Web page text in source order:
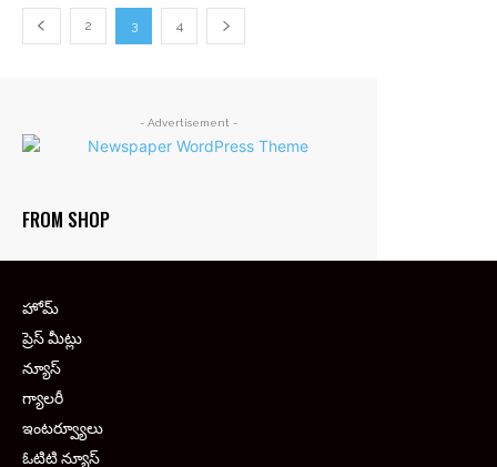
2 3 4
- Advertisement -
FROM SHOP
హోమ్
ప్రెస్ మీట్లు
న్యూస్
గ్యాలరీ
ఇంటర్వ్యూలు
ఓటిటి న్యూస్